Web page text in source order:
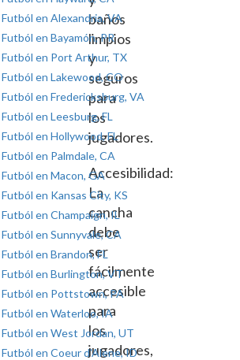
baños
limpios
y
seguros
para
los
jugadores.
Accesibilidad:
La
cancha
debe
ser
fácilmente
accesible
para
los
jugadores,
en Alexandria, VA
en Bayamón, PR
Futból en Port Arthur, TX
en Lakewood, CO
en Fredericksburg, VA
en Leesburg, FL
en Hollywood, FL
en Palmdale, CA
en Macon, GA
en Kansas City, KS
en Champaign, IL
en Sunnyvale, CA
en Brandon, FL
Futból en Burlington, VT
Futból en Pottstown, PA
en Waterloo, IA
en West Jordan, UT
en Coeur d'Alene, ID